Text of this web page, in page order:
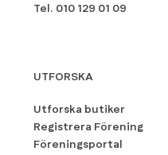
Tel. 010 129 01 09
UTFORSKA
Utforska butiker
Registrera Förening
Föreningsportal